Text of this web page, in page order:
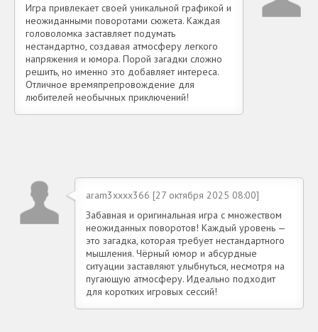
Игра привлекает своей уникальной графикой и
неожиданными поворотами сюжета. Каждая
головоломка заставляет подумать
нестандартно, создавая атмосферу легкого
напряжения и юмора. Порой загадки сложно
решить, но именно это добавляет интереса.
Отличное времяпрепровождение для
любителей необычных приключений!
aram3xxxx366 [27 октября 2025 08:00]
Забавная и оригинальная игра с множеством
неожиданных поворотов! Каждый уровень —
это загадка, которая требует нестандартного
мышления. Чёрный юмор и абсурдные
ситуации заставляют улыбнуться, несмотря на
пугающую атмосферу. Идеально подходит
для коротких игровых сессий!